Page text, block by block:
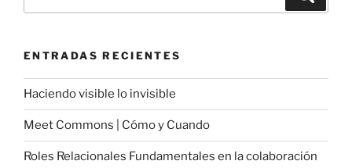
por:
ENTRADAS RECIENTES
Haciendo visible lo invisible
Meet Commons | Cómo y Cuando
Roles Relacionales Fundamentales en la colaboración